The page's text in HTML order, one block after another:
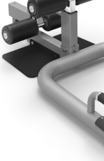
Xe Đạp Tập
Xe đạp
Máy Chèo
Máy Leo
Máy Rung
Máy tập
Thiết Bị Phòng
Máy Khối
Máy khối đa
Robot
Ghế Tập
Khung Tập
Dàn Tập
Máy tập
Dụng Cụ Tập
Giàn Tạ Đa